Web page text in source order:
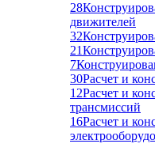
28
движителей
32
21
7
30Расчет и
12Расчет и
трансмиссий
16Расчет и